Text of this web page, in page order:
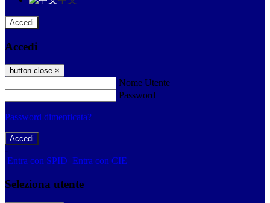
Accedi
Accedi
button close ×
Nome Utente
Password
Password dimenticata?
-
Entra con SPID Entra con CIE
Seleziona utente